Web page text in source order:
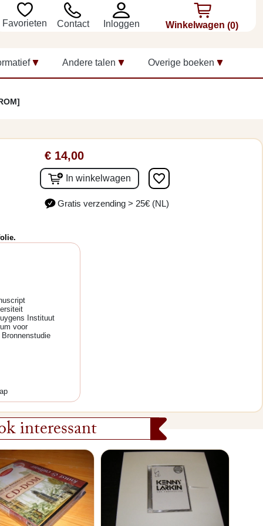
Favorieten Contact Inloggen Winkelwagen (0)
Andere talen Overige boeken
€ 14,00
In winkelwagen favorite_border
Gratis verzending > 25€ (NL)
Instituut
voor
interessant